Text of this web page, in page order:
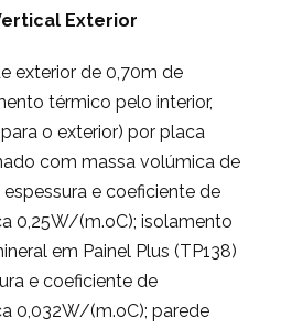
Exterior
exterior de 0,70m de
térmico pelo interior,
o exterior) por placa
com massa volúmica de
espessura e coeficiente de
0,25W/(m.oC); isolamento
em Painel Plus (TP138)
e coeficiente de
0,032W/(m.oC); parede